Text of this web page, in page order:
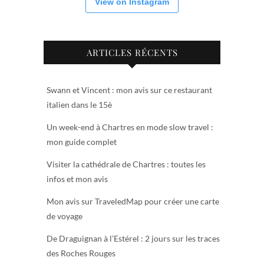
ARTICLES RÉCENTS
Swann et Vincent : mon avis sur ce restaurant
italien dans le 15è
Un week-end à Chartres en mode slow travel :
mon guide complet
Visiter la cathédrale de Chartres : toutes les
infos et mon avis
Mon avis sur TraveledMap pour créer une carte
de voyage
De Draguignan à l’Estérel : 2 jours sur les traces
des Roches Rouges